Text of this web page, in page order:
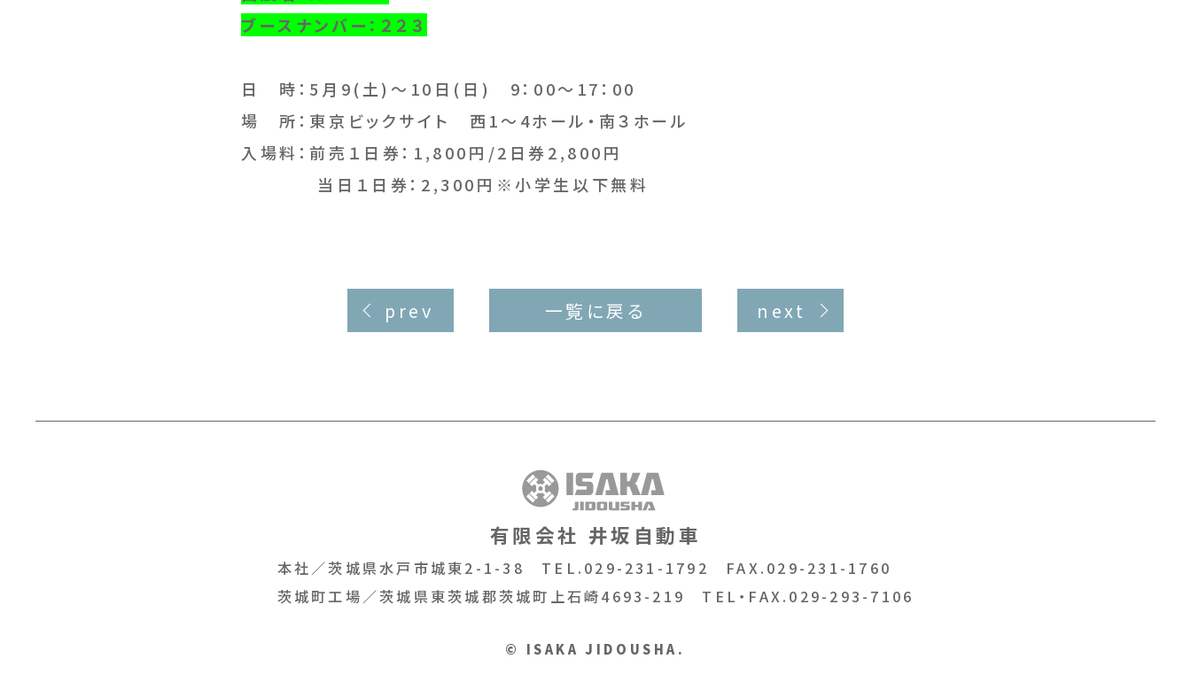
ブースナンバー：２２３
日 時：5月9(土)～10日(日) 9：00～17：00
場 所：東京ビックサイト 西1～4ホール・南３ホール
入場料：前売１日券：1,800円/2日券2,800円
当日１日券：2,300円※小学生以下無料
prev 一覧に戻る next
有限会社 井坂自動車
本社／茨城県水戸市城東2-1-38 TEL.029-231-1792
FAX.029-231-1760
茨城町工場／茨城県東茨城郡茨城町上石崎4693-219 TEL・FAX.029-293-7106
© ISAKA JIDOUSHA.